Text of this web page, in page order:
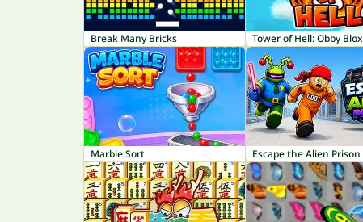
Break Many Bricks Tower of Hell: Obby Blox
Marble Sort Escape the Alien Prison